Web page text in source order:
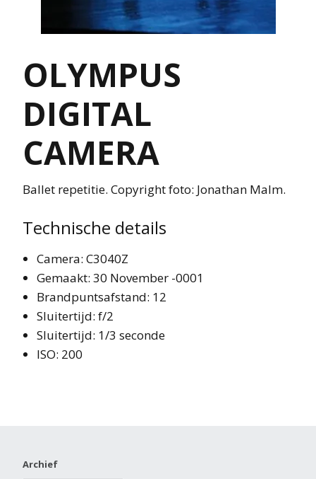
OLYMPUS
DIGITAL
CAMERA
Ballet repetitie. Copyright foto: Jonathan Malm.
Technische details
Camera: C3040Z
Gemaakt: 30 November -0001
Brandpuntsafstand: 12
Sluitertijd: f/2
Sluitertijd: 1/3 seconde
ISO: 200
Archief